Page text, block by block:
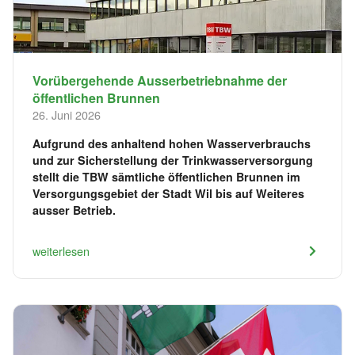
Vorübergehende Ausserbetriebnahme der
öffentlichen Brunnen
26. Juni 2026
Aufgrund des anhaltend hohen Wasserverbrauchs
und zur Sicherstellung der Trinkwasserversorgung
stellt die TBW sämtliche öffentlichen Brunnen im
Versorgungsgebiet der Stadt Wil bis auf Weiteres
ausser Betrieb.
weiterlesen